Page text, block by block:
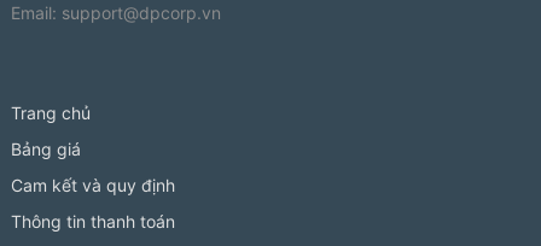
Email: support@dpcorp.vn
Trang chủ
Bảng giá
Cam kết và quy định
Thông tin thanh toán